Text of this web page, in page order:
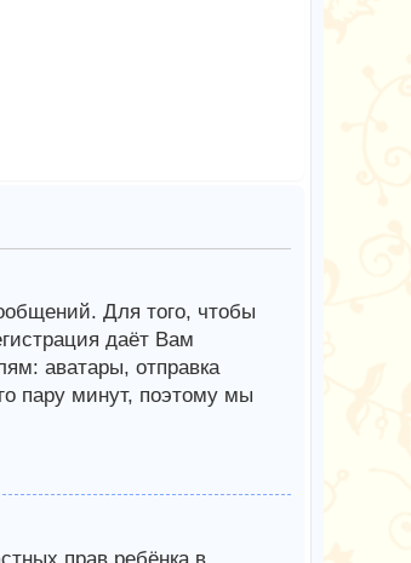
Для того, чтобы
даёт Вам
аватары, отправка
пару минут, поэтому мы